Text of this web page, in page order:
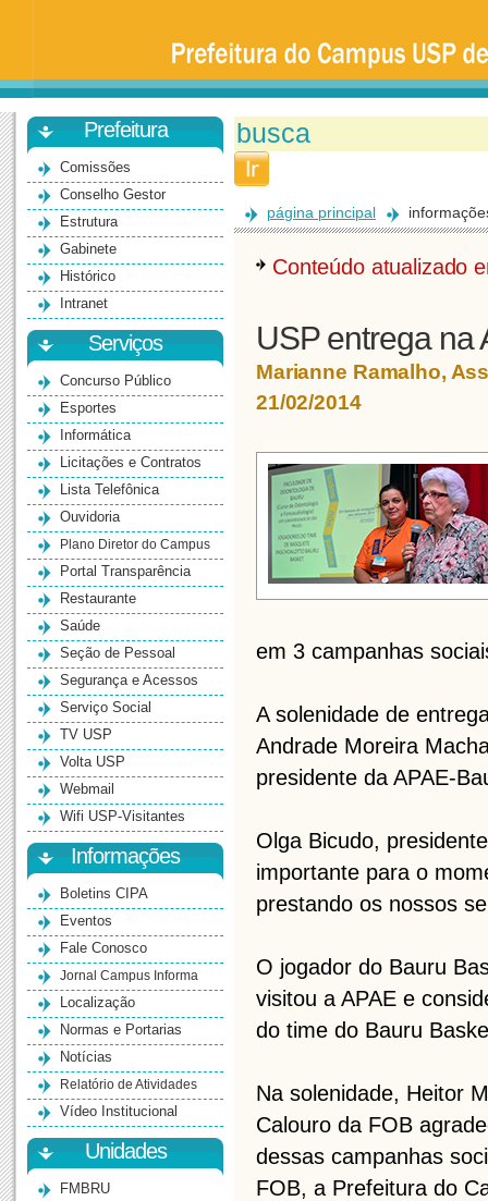
Universidade
São
Paulo
-
BauruPrefeitura
Comissões
Conselho Gestor
Estrutura
Gabinete
Histórico
Intranet
Serviços
Concurso Público
Esportes
Informática
Licitações e Contratos
Lista Telefônica
Ouvidoria
Plano Diretor do Campus
Portal Transparência
Restaurante
Saúde
Seção de Pessoal
Segurança e Acessos
Serviço Social
TV USP
Volta USP
Webmail
Wifi USP-Visitantes
Informações
Boletins CIPA
Eventos
Fale Conosco
Jornal Campus Informa
Localização
Normas e Portarias
Notícias
Relatório de Atividades
Vídeo Institucional
Unidades
FMBRU
página principal
Conteúdo atualizado
USP entrega na
Marianne Ramalho,
21/02/2014
em 3 campanhas
A solenidade de
Andrade Moreira
presidente da APAE-
Olga Bicudo,
importante para o
prestando os nossos
O jogador do Bauru
visitou a APAE e
do time do Bauru
Na solenidade, Heitor
Calouro da FOB
dessas campanhas
FOB, a Prefeitura do